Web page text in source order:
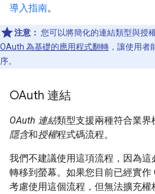
導入指南。
注意： 您可以將簡化的連結類型與授
OAuth 為基礎的應用程式翻轉 ，讓使用者
序。
OAuth 連結
OAuth 連結類型支援兩種符合業界
隱含和授權程式碼流程。
我們不建議使用這項流程，因為
轉移到螢幕。如果您目前已經實作
考慮使用這個流程，但無法擴充